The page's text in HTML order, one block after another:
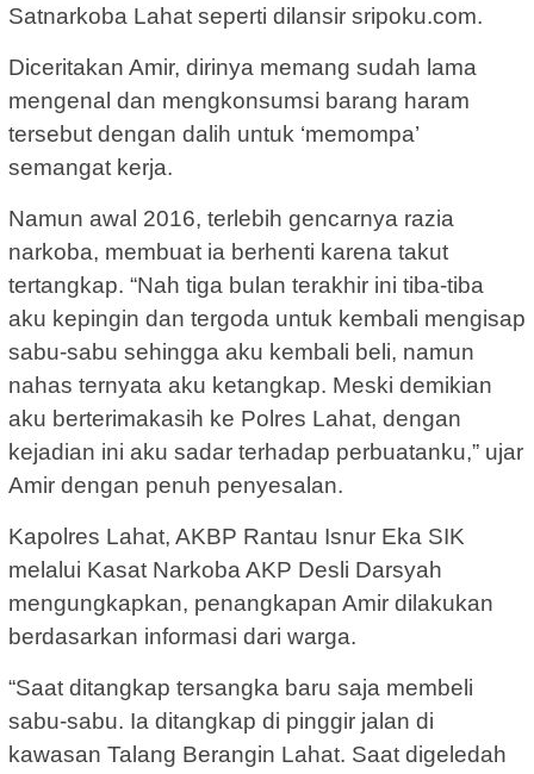
Satnarkoba Lahat seperti dilansir sripoku.com.
Diceritakan Amir, dirinya memang sudah lama
mengenal dan mengkonsumsi barang haram
tersebut dengan dalih untuk ‘memompa’
semangat kerja.
Namun awal 2016, terlebih gencarnya razia
narkoba, membuat ia berhenti karena takut
tertangkap. “Nah tiga bulan terakhir ini tiba-tiba
aku kepingin dan tergoda untuk kembali mengisap
sabu-sabu sehingga aku kembali beli, namun
nahas ternyata aku ketangkap. Meski demikian
aku berterimakasih ke Polres Lahat, dengan
kejadian ini aku sadar terhadap perbuatanku,” ujar
Amir dengan penuh penyesalan.
Kapolres Lahat, AKBP Rantau Isnur Eka SIK
melalui Kasat Narkoba AKP Desli Darsyah
mengungkapkan, penangkapan Amir dilakukan
berdasarkan informasi dari warga.
“Saat ditangkap tersangka baru saja membeli
sabu-sabu. Ia ditangkap di pinggir jalan di
kawasan Talang Berangin Lahat. Saat digeledah